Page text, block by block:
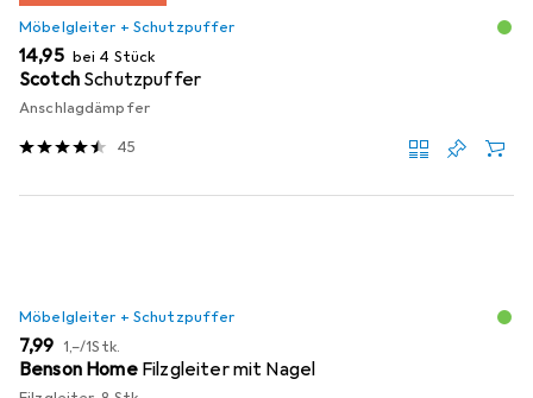
Möbelgleiter + Schutzpuffer
EUR
14,95 bei 4 Stück
Scotch Schutzpuffer
Anschlagdämpfer
45
Möbelgleiter + Schutzpuffer
EUR
7,99 EUR
1,–/1Stk.
Benson Home Filzgleiter mit Nagel